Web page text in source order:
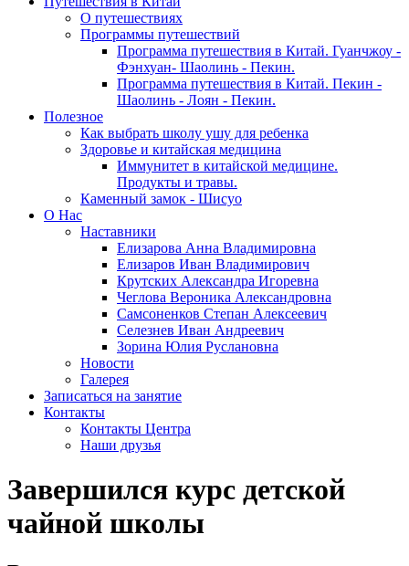
О путешествиях
Программы путешествий
Программа путешествия в Китай. Гуанчжоу -
Фэнхуан- Шаолинь - Пекин.
Программа путешествия в Китай. Пекин -
Шаолинь - Лоян - Пекин.
Полезное
Как выбрать школу ушу для ребенка
Здоровье и китайская медицина
Иммунитет в китайской медицине.
Продукты и травы.
Каменный замок - Шисуо
O Нас
Наставники
Елизарова Анна Владимировна
Елизаров Иван Владимирович
Крутских Александра Игоревна
Чеглова Вероника Александровна
Самсоненков Степан Алексеевич
Селезнев Иван Андреевич
Зорина Юлия Руслановна
Новости
Галерея
Записаться на занятие
Контакты
Контакты Центра
Наши друзья
Завершился курс детской
чайной школы